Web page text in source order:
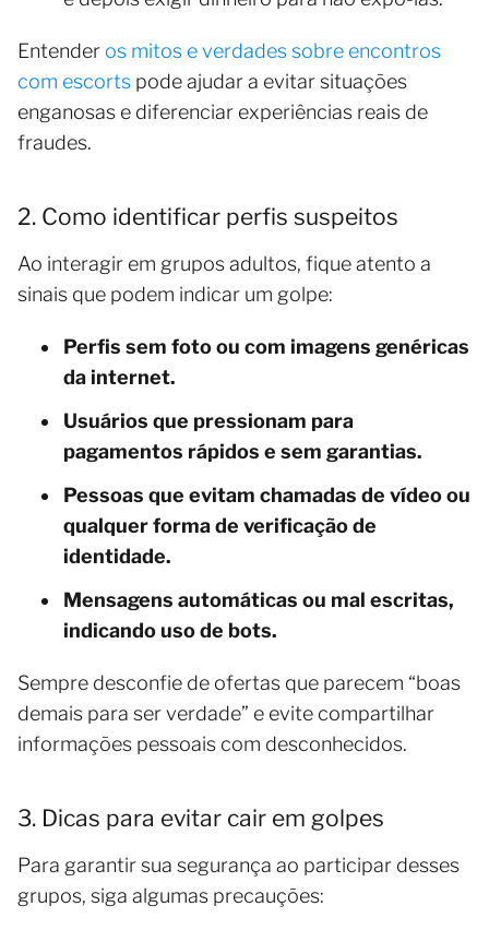
Entender os mitos e verdades sobre encontros
com escorts pode ajudar a evitar situações
enganosas e diferenciar experiências reais de
fraudes.
2. Como identificar perfis suspeitos
Ao interagir em grupos adultos, fique atento a
sinais que podem indicar um golpe:
Perfis sem foto ou com imagens genéricas
da internet.
Usuários que pressionam para
pagamentos rápidos e sem garantias.
Pessoas que evitam chamadas de vídeo ou
qualquer forma de verificação de
identidade.
Mensagens automáticas ou mal escritas,
indicando uso de bots.
Sempre desconfie de ofertas que parecem “boas
demais para ser verdade” e evite compartilhar
informações pessoais com desconhecidos.
3. Dicas para evitar cair em golpes
Para garantir sua segurança ao participar desses
grupos, siga algumas precauções: